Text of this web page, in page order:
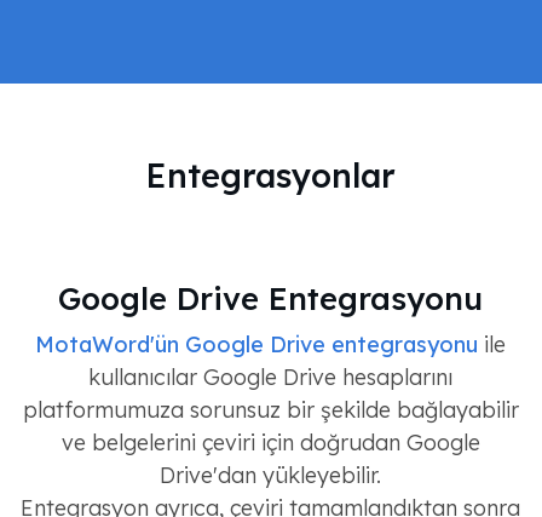
Entegrasyonlar
Google Drive Entegrasyonu
MotaWord'ün Google Drive entegrasyonu ile
kullanıcılar Google Drive hesaplarını
platformumuza sorunsuz bir şekilde bağlayabilir
ve belgelerini çeviri için doğrudan Google
Drive'dan yükleyebilir.
Entegrasyon ayrıca, çeviri tamamlandıktan sonra